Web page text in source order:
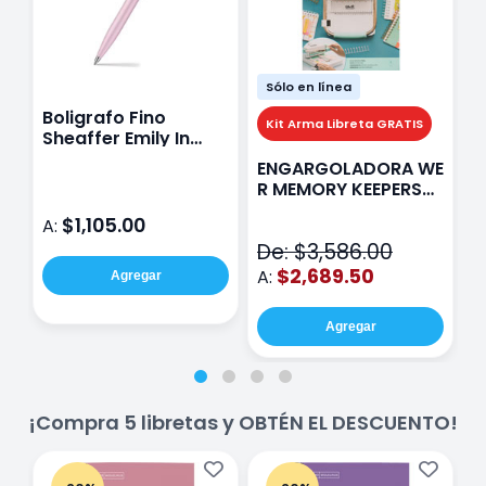
Boligrafo Fino
Sheaffer Emily In
A: $1,105.00
Agregar
Sólo en línea
Kit Arma Libreta GRATIS
ENGARGOLADORA WE
R MEMORY KEEPERS
De: $3,586.00
A: $2,689.50
Agregar
¡Compra 5 libretas y OBTÉN EL DESCUENTO!